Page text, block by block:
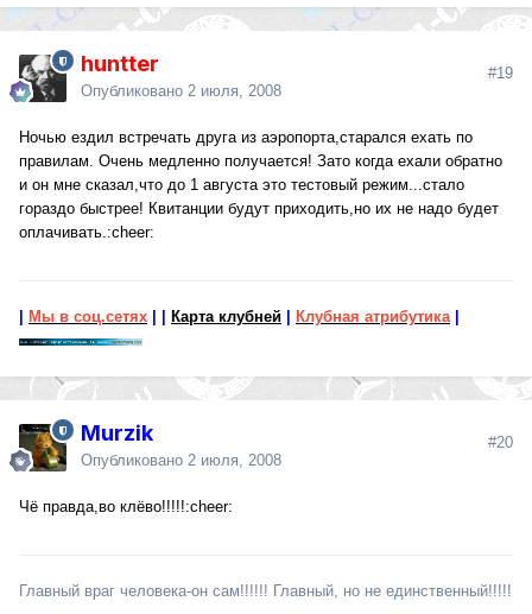
huntter
Опубликовано 2 июля, 2008
#19
Ночью ездил встречать друга из аэропорта,старался ехать по
правилам. Очень медленно получается! Зато когда ехали обратно
и он мне сказал,что до 1 августа это тестовый режим...стало
гораздо быстрее! Квитанции будут приходить,но их не надо будет
оплачивать.:cheer:
Мы в соц.сетях Карта клубней Клубная атрибутика|
Murzik
Опубликовано 2 июля, 2008
#20
Чё правда,во клёво!!!!!:cheer:
Главный враг человека-он сам!!!!!! Главный, но не единственный!!!!!